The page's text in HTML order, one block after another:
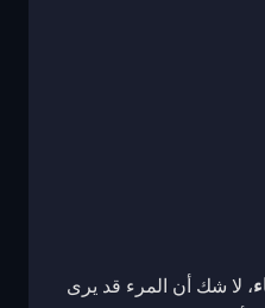
، لا شك أن المرء قد يرى